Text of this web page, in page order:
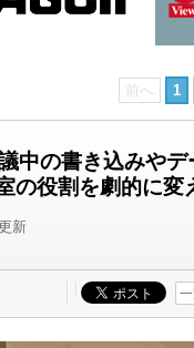
前へ 1
中の書き込みや
の役割を劇的に変
新